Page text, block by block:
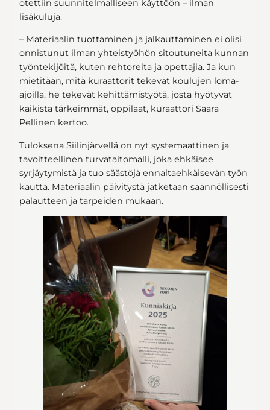
otettiin suunnitelmalliseen käyttöön – ilman
lisäkuluja.
– Materiaalin tuottaminen ja jalkauttaminen ei olisi
onnistunut ilman yhteistyöhön sitoutuneita kunnan
työntekijöitä, kuten rehtoreita ja opettajia. Ja kun
mietitään, mitä kuraattorit tekevät koulujen loma-
ajoilla, he tekevät kehittämistyötä, josta hyötyvät
kaikista tärkeimmät, oppilaat, kuraattori Saara
Pellinen kertoo.
Tuloksena Siilinjärvellä on nyt systemaattinen ja
tavoitteellinen turvataitomalli, joka ehkäisee
syrjäytymistä ja tuo säästöjä ennaltaehkäisevän työn
kautta. Materiaalin päivitystä jatketaan säännöllisesti
palautteen ja tarpeiden mukaan.